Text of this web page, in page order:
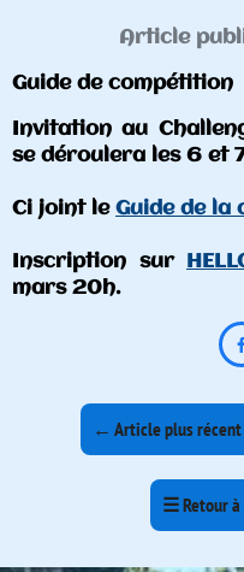
Article
Guide de compétition
Invitation au
se déroulera les 6 et
Ci joint le Guide de la
Inscription sur
mars 20h.
← Article plus récent
☰Retour